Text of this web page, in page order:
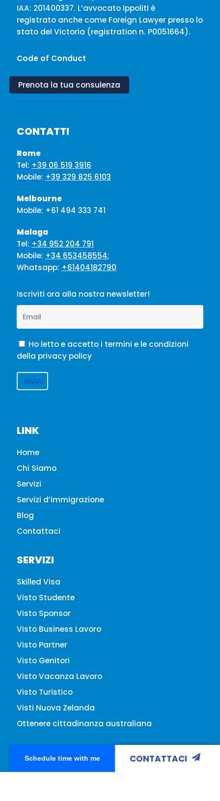
Schedule time with me CONTATTACI
IAA: 201400337. L’avvocato Ippoliti è
registrato anche come Foreign Lawyer presso lo
stato del Victoria (registration n. P0051664).
Code of Conduct
Prenota la tua consulenza
CONTATTI
Rome
Tel: +39 06 519 3916
Mobile: +39 329 825 6103
Melbourne
Mobile: +61 494 333 741
Malaga
Tel: +34 952 204 791
Mobile: +34 653458554;
Whatsapp: +61404182790
Iscriviti ora alla nostra newsletter!
Ho letto e accetto i termini e le condizioni
della privacy policy
LINK
Home
Chi Siamo
Servizi
Servizi d’immigrazione
Blog
Contattaci
SERVIZI
Skilled Visa
Visto Studente
Visto Sponsor
Visto Business Lavoro
Visto Partner
Visto Genitori
Visto Vacanza Lavoro
Visto Turistico
Visti Nuova Zelanda
Ottenere cittadinanza australiana